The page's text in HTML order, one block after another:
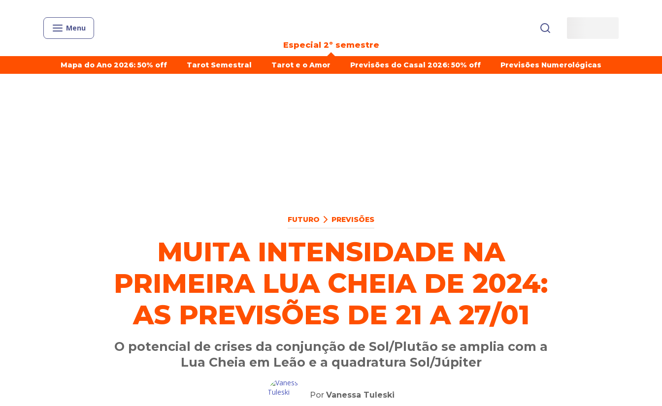
Menu
Especial 2º semestre
Mapa do Ano 2026: 50% off Tarot Semestral Tarot e o Amor Previsões do Casal 2026: 50% off Previsões Numerológicas
FUTURO PREVISÕES
MUITA INTENSIDADE NA
PRIMEIRA LUA CHEIA DE 2024:
AS PREVISÕES DE 21 A 27/01
O potencial de crises da conjunção de Sol/Plutão se amplia com a
Lua Cheia em Leão e a quadratura Sol/Júpiter
Por Vanessa Tuleski